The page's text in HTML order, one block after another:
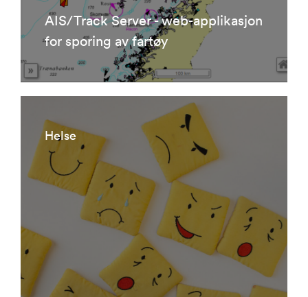
AIS/Track Server - web-applikasjon
for sporing av fartøy
Helse